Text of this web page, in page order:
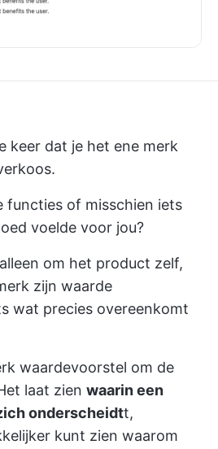
keer dat je het ene merk
functies of misschien iets
voelde voor jou?
om het product zelf,
zijn waarde
wat precies overeenkomt
waardevoorstel om de
laat zien waarin een
onderscheidtt,
kunt zien waarom